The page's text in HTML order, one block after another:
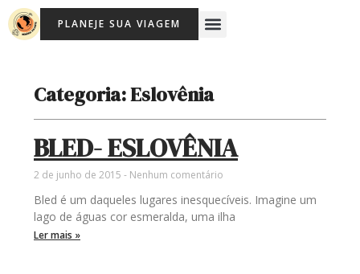
para
PLANEJE SUA VIAGEM Menu
Categoria: Eslovênia
BLED- ESLOVÊNIA
2 de junho de 2015 Nenhum comentário
Bled é um daqueles lugares inesquecíveis. Imagine um
lago de águas cor esmeralda, uma ilha
Ler mais »